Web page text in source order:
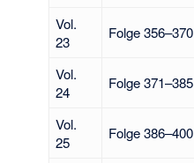
Vol.
23
Folge 356–370
Vol.
24
Folge 371–385
Vol.
25
Folge 386–400